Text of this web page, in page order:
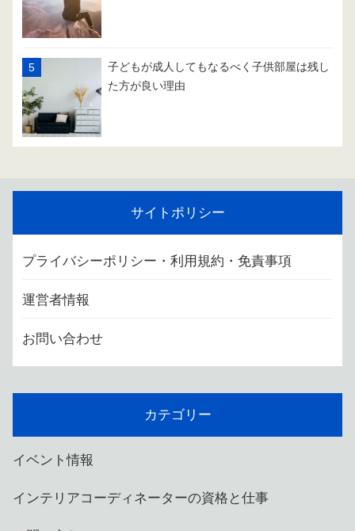
子どもが成人してもなるべく子供部屋は残し
た方が良い理由
サイトポリシー
プライバシーポリシー・利用規約・免責事項
運営者情報
お問い合わせ
カテゴリー
イベント情報
インテリアコーディネーターの資格と仕事